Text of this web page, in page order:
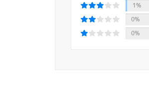
있다는 얘기다. 그러므로
넓혀야 한다. 다변화된 시
그런 측면에서 저자는 세
1%
0%
0%